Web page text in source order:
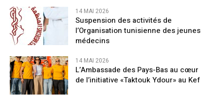
14 MAI 2026
Suspension des activités de
l’Organisation tunisienne des jeunes
médecins
14 MAI 2026
L’Ambassade des Pays-Bas au cœur
de l’initiative «Taktouk Ydour» au Kef